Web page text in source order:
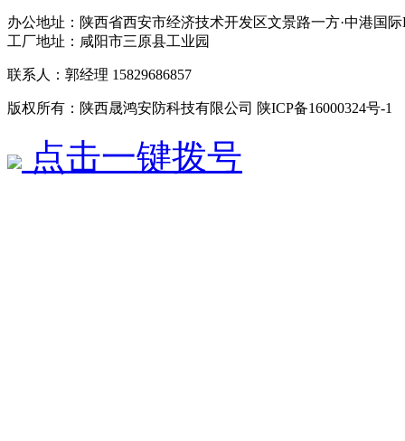
办公地址：陕西省西安市经济技术开发区文景路一方·中港国
工厂地址：咸阳市三原县工业园
联系人：郭经理 15829686857
版权所有：陕西晟鸿安防科技有限公司 陕ICP备16000324号-
点击一键拨号